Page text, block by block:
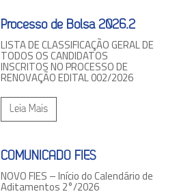
Processo de Bolsa 2026.2
LISTA DE CLASSIFICAÇÃO GERAL DE
TODOS OS CANDIDATOS
INSCRITOS NO PROCESSO DE
RENOVAÇÃO EDITAL 002/2026
Leia Mais
COMUNICADO FIES
NOVO FIES – Início do Calendário de
Aditamentos 2°/2026